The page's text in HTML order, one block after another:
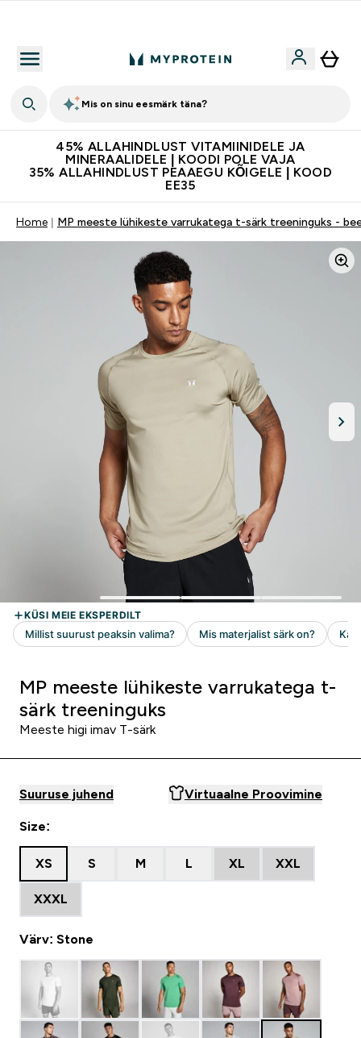
Mis on sinu eesmärk täna?
45% ALLAHINDLUST VITAMIINIDELE JA
MINERAALIDELE | KOODI POLE VAJA
35% ALLAHINDLUST PEAAEGU KÕIGELE | KOOD
EE35
Home MP meeste lühikeste varrukatega t-särk treeninguks -
MP meeste lühikeste varrukatega t-
särk treeninguks
Meeste higi imav T-särk
Suuruse juhend Virtuaalne Proovimine
Size:
XS S M L XL XXL
XXXL
Värv: Stone